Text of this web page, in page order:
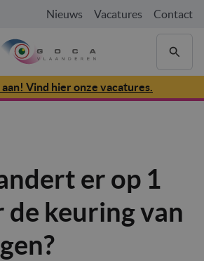
Nieuws Vacatures Contact
Vind hier onze vacatures.
er op 1
de keuring van